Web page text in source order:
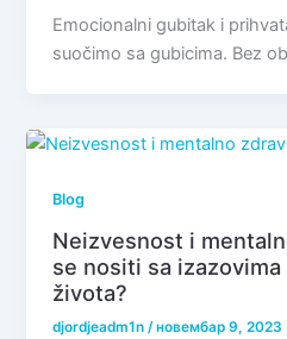
Emocionalni gubitak i
suočimo sa gubicima. Bez
Blog
Neizvesnost i
se nositi sa
života?
djordjeadm1n/новембар 9, 2023